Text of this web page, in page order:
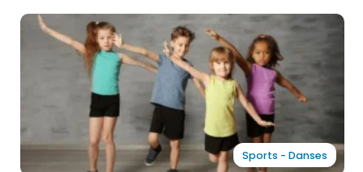
Sports - Danses